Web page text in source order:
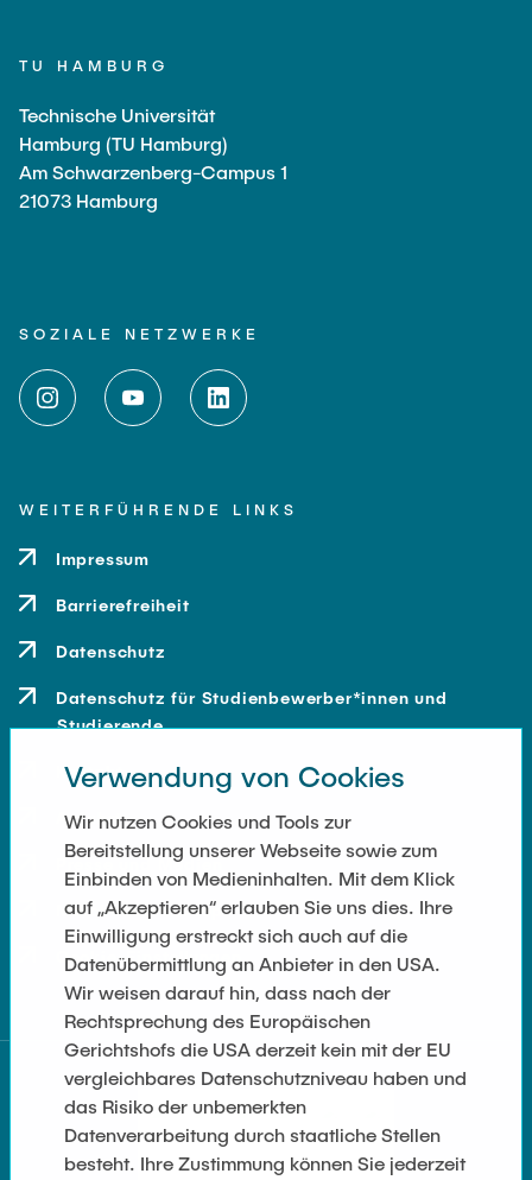
TU HAMBURG
Technische Universität
Hamburg (TU Hamburg)
Am Schwarzenberg-Campus 1
21073 Hamburg
SOZIALE NETZWERKE
WEITERFÜHRENDE LINKS
Impressum
Barrierefreiheit
Datenschutz
Datenschutz für Studienbewerber*innen und
Studierende
Kontakt
Anfahrt
Presse und Medien
Merchandise-Shop
Cookie-Einstellungen
Verwendung von Cookies
Wir nutzen Cookies und Tools zur
Bereitstellung unserer Webseite sowie zum
Einbinden von Medieninhalten. Mit dem Klick
auf „Akzeptieren“ erlauben Sie uns dies. Ihre
Einwilligung erstreckt sich auch auf die
Datenübermittlung an Anbieter in den USA.
Wir weisen darauf hin, dass nach der
Rechtsprechung des Europäischen
Gerichtshofs die USA derzeit kein mit der EU
vergleichbares Datenschutzniveau haben und
das Risiko der unbemerkten
Datenverarbeitung durch staatliche Stellen
besteht. Ihre Zustimmung können Sie jederzeit